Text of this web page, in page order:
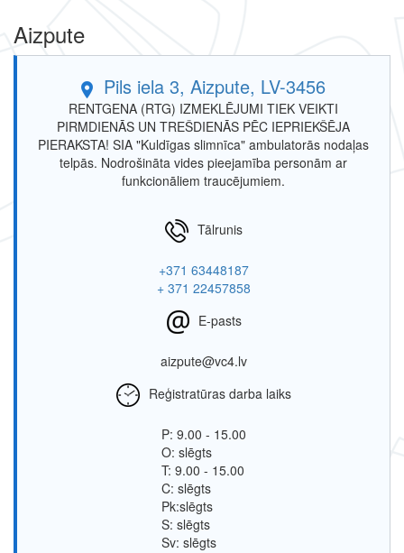
Aizpute
Pils iela 3, Aizpute, LV-3456
RENTGENA (RTG) IZMEKLĒJUMI TIEK VEIKTI
PIRMDIENĀS UN TREŠDIENĀS PĒC IEPRIEKŠĒJA
PIERAKSTA! SIA "Kuldīgas slimnīca" ambulatorās nodaļas
telpās. Nodrošināta vides pieejamība personām ar
funkcionāliem traucējumiem.
Tālrunis
+371 63448187
+ 371 22457858
E-pasts
aizpute@vc4.lv
Reģistratūras darba laiks
P: 9.00 - 15.00
O: slēgts
T: 9.00 - 15.00
C: slēgts
Pk:slēgts
S: slēgts
Sv: slēgts